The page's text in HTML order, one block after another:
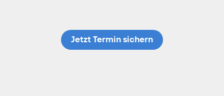
Jetzt Termin sichern